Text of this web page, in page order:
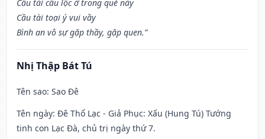
Cầu tài cầu lộc ở trong quẻ này
Cầu tài toại ý vui vầy
Bình an vô sự gặp thầy, gặp quen.”
Nhị Thập Bát Tú
Tên sao: Sao Đê
Tên ngày: Đê Thổ Lạc - Giả Phục: Xấu (Hung Tú) Tướng
tinh con Lạc Đà, chủ trị ngày thứ 7.